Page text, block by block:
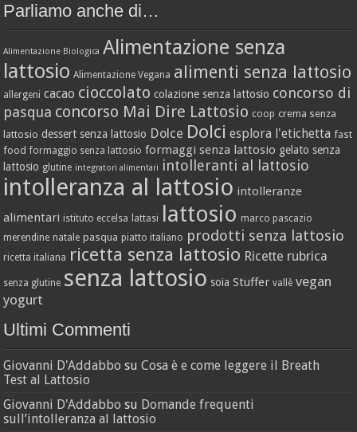
Parliamo anche di…
Alimentazione Biologica Alimentazione senza
lattosio Alimentazione Vegana alimenti senza lattosio
allergeni cacao cioccolato colazione senza lattosio concorso di
pasqua concorso Mai Dire Lattosio coop crema senza
lattosio dessert senza lattosio Dolce Dolci esplora l'etichetta fast
food formaggio senza lattosio formaggi senza lattosio gelato senza
lattosio glutine integratori alimentari intolleranti al lattosio
intolleranza al lattosio intolleranze
alimentari istituto eccelsa lattasi lattosio marco pascazio
merendine natale pasqua piatto italiano prodotti senza lattosio
ricetta italiana ricetta senza lattosio Ricette rubrica
senza glutine senza lattosio soia Stuffer vallè vegan
yogurt
Ultimi Commenti
Giovanni D'Addabbo suCosa è e come leggere il Breath
Test al Lattosio
Giovanni D'Addabbo su Domande frequenti
sull’intolleranza al lattosio